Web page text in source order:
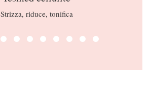
Strizza, riduce, tonifica